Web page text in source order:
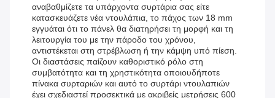
αναβαθμίζετε τα υπάρχοντα συρτάρια σας είτε
κατασκευάζετε νέα ντουλάπια, το πάχος των 18 mm
εγγυάται ότι το πάνελ θα διατηρήσει τη μορφή και τη
λειτουργία του με την πάροδο του χρόνου,
αντιστέκεται στη στρέβλωση ή την κάμψη υπό πίεση.
Οι διαστάσεις παίζουν καθοριστικό ρόλο στη
συμβατότητα και τη χρηστικότητα οποιουδήποτε
πίνακα συρταριών και αυτό το συρτάρι ντουλαπιών
έχει σχεδιαστεί προσεκτικά με ακριβείς μετρήσεις 600